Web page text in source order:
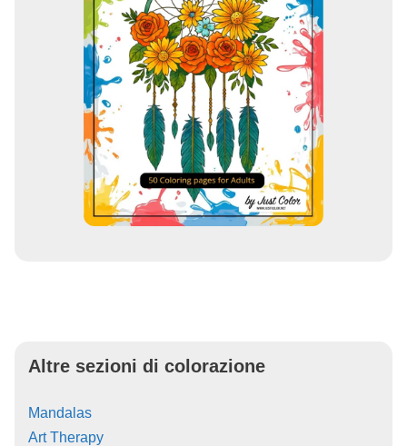
Altre sezioni di colorazione
Mandalas
Art Therapy